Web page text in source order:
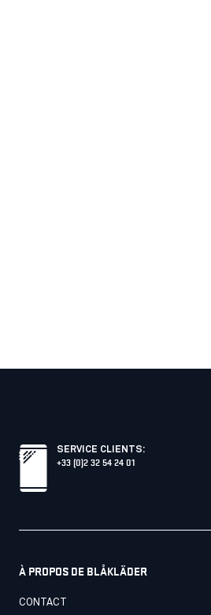
SERVICE CLIENTS:
+33 (0)2 32 54 24 01
À PROPOS DE BLÅKLÄDER
CONTACT